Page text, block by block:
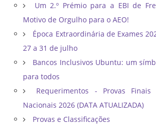
Um 2.º Prémio para a EBI de
Motivo de Orgulho para o AEO!
Época Extraordinária de Exames
27 a 31 de julho
Bancos Inclusivos Ubuntu: um
para todos
Requerimentos - Provas Finais
Nacionais 2026 (DATA ATUALIZADA)
Provas e Classificações